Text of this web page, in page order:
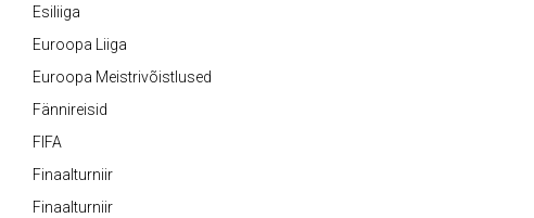
Esiliiga
Euroopa Liiga
Euroopa Meistrivõistlused
Fännireisid
FIFA
Finaalturniir
Finaalturniir